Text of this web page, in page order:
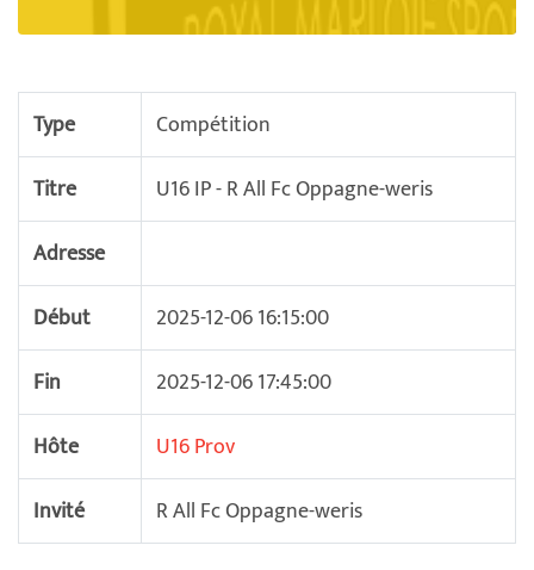
Type
Compétition
Titre
U16 IP - R All Fc Oppagne-weris
Adresse
Début
2025-12-06 16:15:00
Fin
2025-12-06 17:45:00
Hôte
U16 Prov
Invité
R All Fc Oppagne-weris